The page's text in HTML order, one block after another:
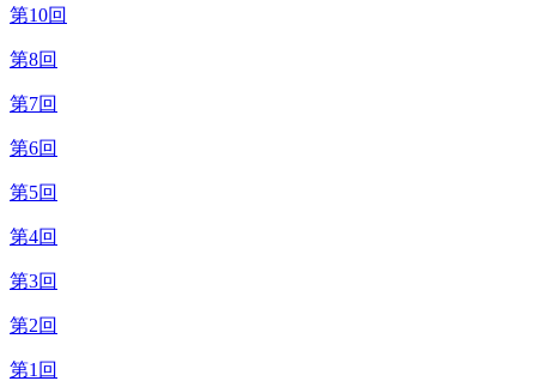
第10回
第8回
第7回
第6回
第5回
第4回
第3回
第2回
第1回